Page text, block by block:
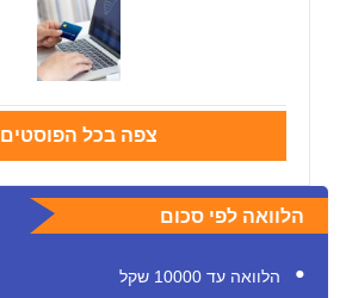
צפה בכל הפוסטים
הלוואה לפי סכום
הלוואה עד 10000 שקל